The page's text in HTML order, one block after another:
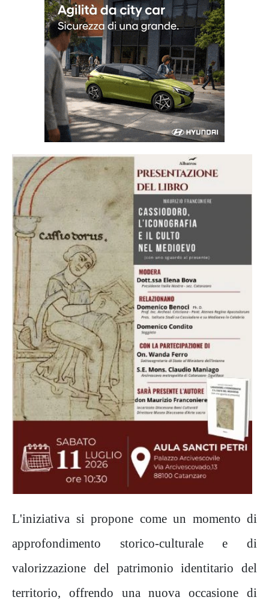
L'iniziativa si propone come un momento di
approfondimento storico-culturale e di
valorizzazione del patrimonio identitario del
territorio, offrendo una nuova occasione di